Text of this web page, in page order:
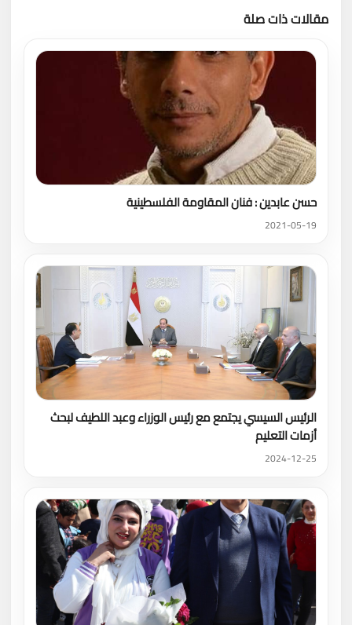
مقالات ذات صلة
حسن عابدين : فنان المقاومة الفلسطينية
2021-05-19
الرئيس السيسي يجتمع مع رئيس الوزراء وعبد اللطيف لبحث
أزمات التعليم
2024-12-25